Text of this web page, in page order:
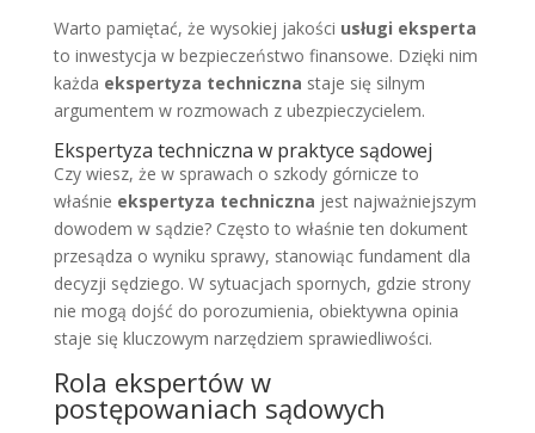
Warto pamiętać, że wysokiej jakości usługi eksperta
to inwestycja w bezpieczeństwo finansowe. Dzięki nim
każda ekspertyza techniczna staje się silnym
argumentem w rozmowach z ubezpieczycielem.
Ekspertyza techniczna w praktyce sądowej
Czy wiesz, że w sprawach o szkody górnicze to
właśnie ekspertyza techniczna jest najważniejszym
dowodem w sądzie? Często to właśnie ten dokument
przesądza o wyniku sprawy, stanowiąc fundament dla
decyzji sędziego. W sytuacjach spornych, gdzie strony
nie mogą dojść do porozumienia, obiektywna opinia
staje się kluczowym narzędziem sprawiedliwości.
Rola ekspertów w
postępowaniach sądowych